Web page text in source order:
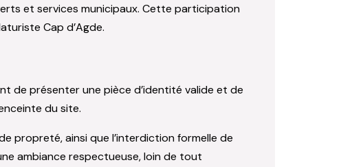
et services municipaux. Cette participation
Cap d’Agde.
de présenter une pièce d’identité valide et de
du site.
propreté, ainsi que l’interdiction formelle de
ambiance respectueuse, loin de tout